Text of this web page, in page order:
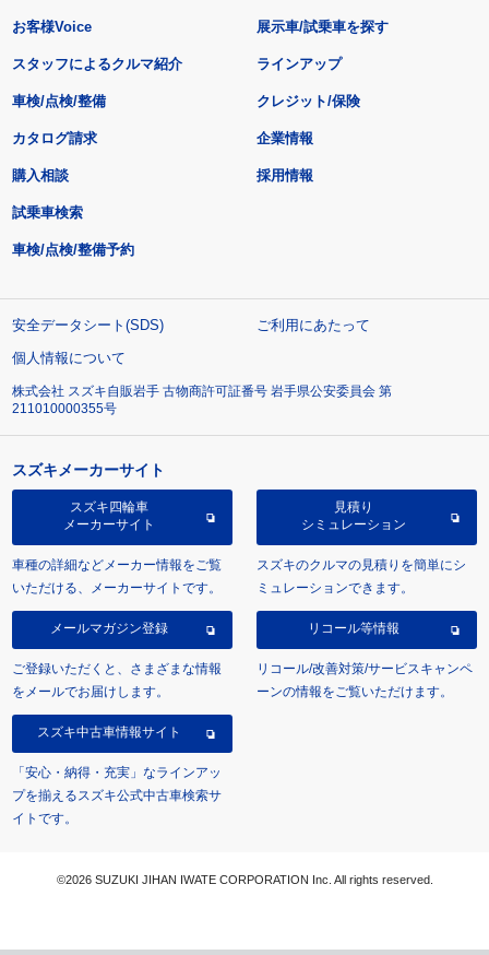
お客様Voice
スタッフによるクルマ紹介
展示車/試乗車を探す
ラインアップ
車検/点検/整備 クレジット/保険
カタログ請求
購入相談
試乗車検索
車検/点検/整備予約
企業情報
採用情報
安全データシート(SDS)
ご利用にあたって
個人情報について
株式会社 スズキ自販岩手 古物商許可証番号 岩手県公安委員会 第
211010000355号
スズキメーカーサイト
スズキ四輪車
メーカーサイト
車種の詳細などメーカー情報をご覧
いただける、メーカーサイトです。
見積り
シミュレーション
スズキのクルマの見積りを簡単にシ
ミュレーションできます。
メールマガジン登録
ご登録いただくと、さまざまな情報
をメールでお届けします。
リコール等情報
リコール/改善対策/サービスキャンペ
ーンの情報をご覧いただけます。
スズキ中古車情報サイト
「安心・納得・充実」なラインアッ
プを揃えるスズキ公式中古車検索サ
イトです。
©2026 SUZUKI JIHAN IWATE CORPORATION Inc. All rights reserved.